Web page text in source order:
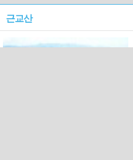
근교산